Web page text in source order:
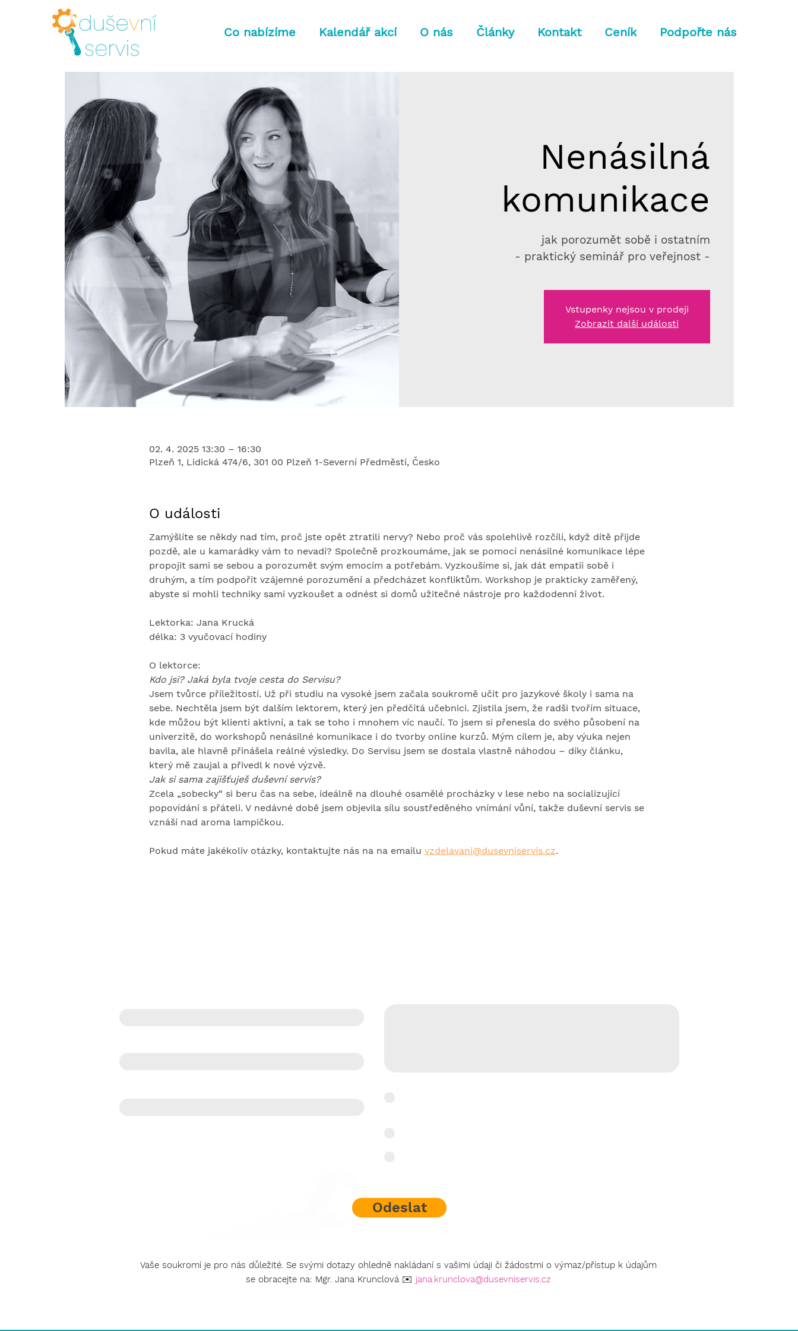
Co nabízíme Kalendář akcí O nás Články Kontakt Ceník Podpořte nás
Nenásilná
komunikace
jak porozumět sobě i ostatním
- praktický seminář pro veřejnost -
Vstupenky nejsou v prodeji
Zobrazit další události
02. 4. 2025 13:30 – 16:30
Plzeň 1, Lidická 474/6, 301 00 Plzeň 1-Severní Předměstí, Česko
O události
Zamýšlíte se někdy nad tím, proč jste opět ztratili nervy? Nebo proč vás spolehlivě rozčílí, když dítě přijde
pozdě, ale u kamarádky vám to nevadí? Společně prozkoumáme, jak se pomocí nenásilné komunikace lépe
propojit sami se sebou a porozumět svým emocím a potřebám. Vyzkoušíme si, jak dát empatii sobě i
druhým, a tím podpořit vzájemné porozumění a předcházet konfliktům. Workshop je prakticky zaměřený,
abyste si mohli techniky sami vyzkoušet a odnést si domů užitečné nástroje pro každodenní život.
Lektorka: Jana Krucká
délka: 3 vyučovací hodiny
O lektorce:
Kdo jsi? Jaká byla tvoje cesta do Servisu?
Jsem tvůrce příležitostí. Už při studiu na vysoké jsem začala soukromě učit pro jazykové školy i sama na
sebe. Nechtěla jsem být dalším lektorem, který jen předčítá učebnici. Zjistila jsem, že radši tvořím situace,
kde můžou být klienti aktivní, a tak se toho i mnohem víc naučí. To jsem si přenesla do svého působení na
univerzitě, do workshopů nenásilné komunikace i do tvorby online kurzů. Mým cílem je, aby výuka nejen
bavila, ale hlavně přinášela reálné výsledky. Do Servisu jsem se dostala vlastně náhodou – díky článku,
který mě zaujal a přivedl k nové výzvě.
Jak si sama zajišťuješ duševní servis?
Zcela „sobecky“ si beru čas na sebe, ideálně na dlouhé osamělé procházky v lese nebo na socializující
popovídání s přáteli. V nedávné době jsem objevila sílu soustředěného vnímání vůní, takže duševní servis se
vznáší nad aroma lampičkou.
Pokud máte jakékoliv otázky, kontaktujte nás na na emailu vzdelavani@dusevniservis.cz.
Odeslat
Vaše soukromí je pro nás důležité. Se svými dotazy ohledně nakládaní s vašimi údaji či žádostmi o výmaz/přístup k údajům
se obracejte na: Mgr. Jana Krunclová ✉️ jana.krunclova@dusevniservis.cz